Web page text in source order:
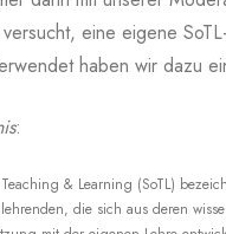
eine eigene
haben wir dazu
:
& Learning (SoTL)
die sich aus deren